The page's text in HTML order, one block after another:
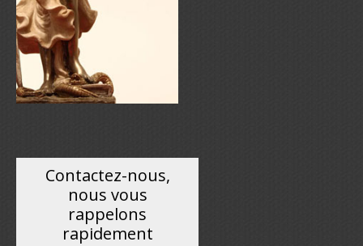
Contactez-nous,
nous vous
rappelons
rapidement